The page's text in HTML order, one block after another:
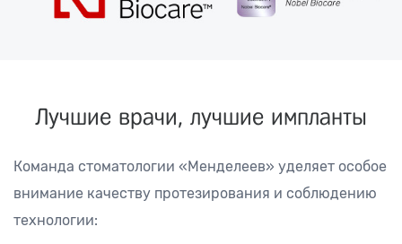
Лучшие врачи, лучшие импланты
Команда стоматологии «Менделеев» уделяет особое
внимание качеству протезирования и соблюдению
технологии: